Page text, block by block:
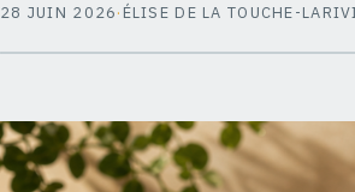
28 JUIN 2026· ÉLISE DE LA TOUCHE-